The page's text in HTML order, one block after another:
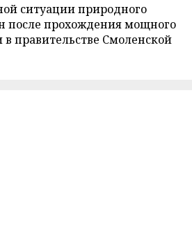
ситуации природного
после прохождения мощного
правительстве Смоленской